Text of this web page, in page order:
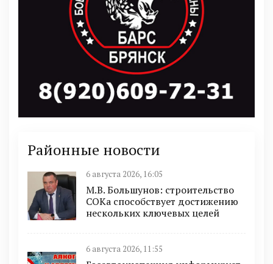
Районные новости
6 августа 2026, 16:05
М.В. Большунов: строительство
СОКа способствует достижению
нескольких ключевых целей
6 августа 2026, 11:55